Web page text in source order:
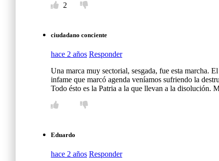
2
ciudadano conciente
hace 2 años Responder
Una marca muy sectorial, sesgada, fue esta marcha.
infame que marcó agenda veníamos sufriendo la
Todo ésto es la Patria a la que llevan a la disolución.
Eduardo
hace 2 años Responder